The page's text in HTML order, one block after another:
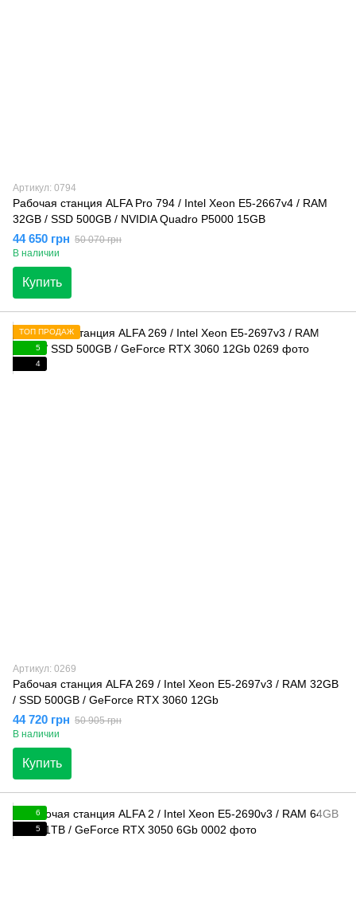
Артикул: 0794
Рабочая станция ALFA Pro 794 / Intel Xeon E5-2667v4 / RAM
32GB / SSD 500GB / NVIDIA Quadro P5000 15GB
44 650 грн 50 070 грн
В наличии
Купить
ТОП ПРОДАЖ
5
4
Артикул: 0269
Рабочая станция ALFA 269 / Intel Xeon E5-2697v3 / RAM 32GB
/ SSD 500GB / GeForce RTX 3060 12Gb
44 720 грн 50 905 грн
В наличии
Купить
6
5